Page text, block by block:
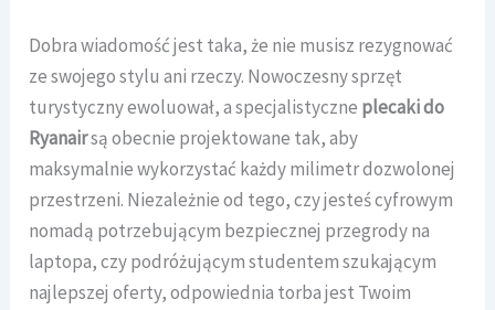
Dobra wiadomość jest taka, że nie musisz rezygnować
ze swojego stylu ani rzeczy. Nowoczesny sprzęt
turystyczny ewoluował, a specjalistyczne plecaki do
Ryanairsą obecnie projektowane tak, aby
maksymalnie wykorzystać każdy milimetr dozwolonej
przestrzeni. Niezależnie od tego, czy jesteś cyfrowym
nomadą potrzebującym bezpiecznej przegrody na
laptopa, czy podróżującym studentem szukającym
najlepszej oferty, odpowiednia torba jest Twoim